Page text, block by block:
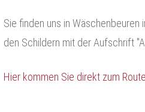
Sie finden uns in
den Schildern mit der Aufschrift
Hier kommen Sie direkt zum